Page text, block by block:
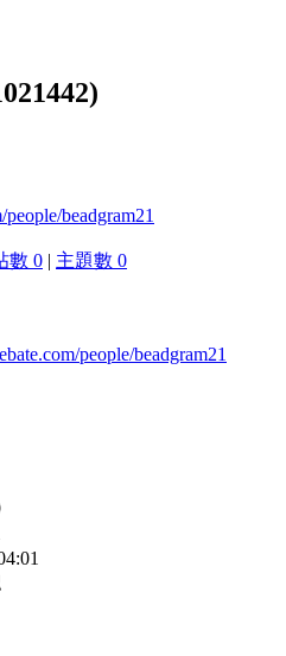
beadgram21
數 0 | 主題數 0
people/beadgram21